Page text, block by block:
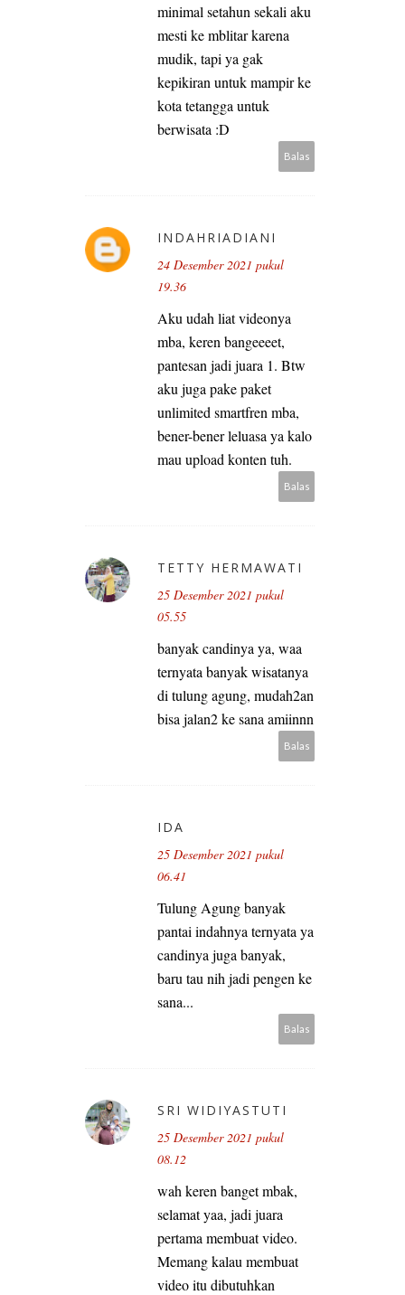
minimal setahun sekali aku
mesti ke mblitar karena
mudik, tapi ya gak
kepikiran untuk mampir ke
kota tetangga untuk
berwisata :D
Balas
INDAHRIADIANI
24 Desember 2021 pukul
19.36
Aku udah liat videonya
mba, keren bangeeeet,
pantesan jadi juara 1. Btw
aku juga pake paket
unlimited smartfren mba,
bener-bener leluasa ya kalo
mau upload konten tuh.
Balas
TETTY HERMAWATI
25 Desember 2021 pukul
05.55
banyak candinya ya, waa
ternyata banyak wisatanya
di tulung agung, mudah2an
bisa jalan2 ke sana amiinnn
Balas
IDA
25 Desember 2021 pukul
06.41
Tulung Agung banyak
pantai indahnya ternyata ya
candinya juga banyak,
baru tau nih jadi pengen ke
sana...
Balas
SRI WIDIYASTUTI
25 Desember 2021 pukul
08.12
wah keren banget mbak,
selamat yaa, jadi juara
pertama membuat video.
Memang kalau membuat
video itu dibutuhkan